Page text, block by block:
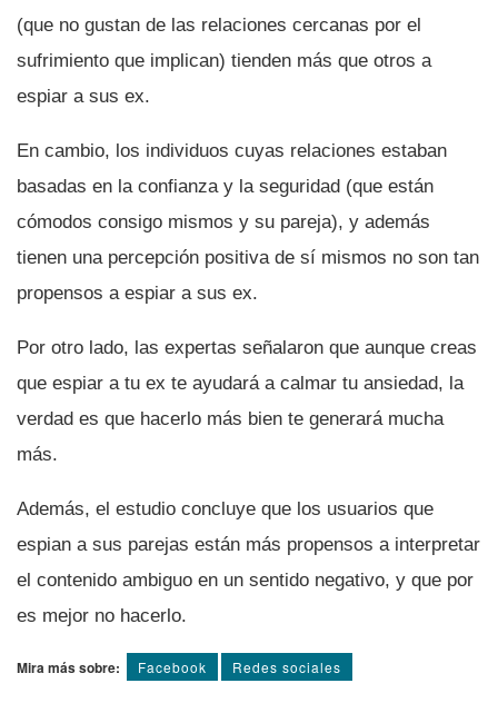
(que no gustan de las relaciones cercanas por el
sufrimiento que implican) tienden más que otros a
espiar a sus ex.
En cambio, los individuos cuyas relaciones estaban
basadas en la confianza y la seguridad (que están
cómodos consigo mismos y su pareja), y además
tienen una percepción positiva de sí­ mismos no son tan
propensos a espiar a sus ex.
Por otro lado, las expertas señalaron que aunque creas
que espiar a tu ex te ayudará a calmar tu ansiedad, la
verdad es que hacerlo más bien te generará mucha
más.
Además, el estudio concluye que los usuarios que
espian a sus parejas están más propensos a interpretar
el contenido ambiguo en un sentido negativo, y que por
es mejor no hacerlo.
Mira más sobre: Facebook Redes sociales